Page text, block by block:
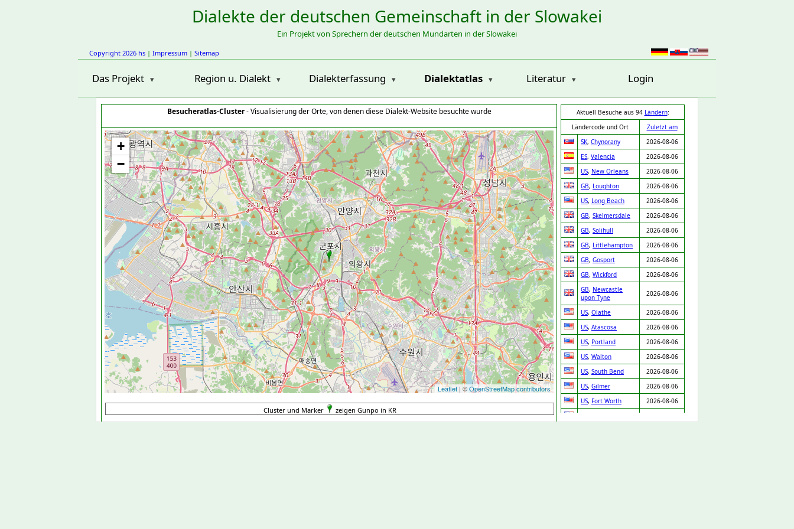
Dialekte der deutschen Gemeinschaft in der Slowakei
Ein Projekt von Sprechern der deutschen Mundarten in der Slowakei
Copyright 2026 hs | Impressum | Sitemap
Das Projekt Region u. Dialekt Dialekterfassung Dialektatlas Literatur Login
Besucheratlas-Cluster- Visualisierung der Orte, von denen diese Dialekt-Website besuchte wurde
+
−
Leaflet | ©OpenStreetMap contributors
Aktuell Besuche aus 94 Ländern:
Ländercode und Ort
Zuletzt am
SK, Chynorany
2026-08-06
ES, Valencia
2026-08-06
US, New Orleans
2026-08-06
GB, Loughton
2026-08-06
US, Long Beach
2026-08-06
GB, Skelmersdale
2026-08-06
GB, Solihull
2026-08-06
GB, Littlehampton
2026-08-06
GB, Gosport
2026-08-06
GB, Wickford
2026-08-06
GB, Newcastle
upon Tyne
2026-08-06
US, Olathe
2026-08-06
US, Atascosa
2026-08-06
US, Portland
2026-08-06
US, Walton
2026-08-06
US, South Bend
2026-08-06
US, Gilmer
2026-08-06
US, Fort Worth
2026-08-06
Cluster und Marker zeigen Gunpo in KR